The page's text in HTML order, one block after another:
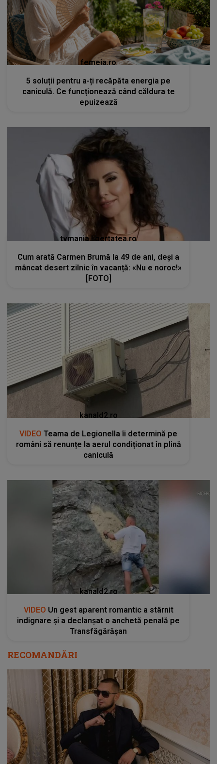
femeia.ro
5 soluții pentru a-ți recăpăta energia pe
caniculă. Ce funcționează când căldura te
epuizează
tvmania.libertatea.ro
Cum arată Carmen Brumă la 49 de ani, deși a
mâncat desert zilnic în vacanță: «Nu e noroc!»
[FOTO]
kanald2.ro
VIDEO Teama de Legionella îi determină pe
români să renunțe la aerul condiționat în plină
caniculă
kanald2.ro
VIDEO Un gest aparent romantic a stârnit
indignare și a declanșat o anchetă penală pe
Transfăgărășan
RECOMANDĂRI